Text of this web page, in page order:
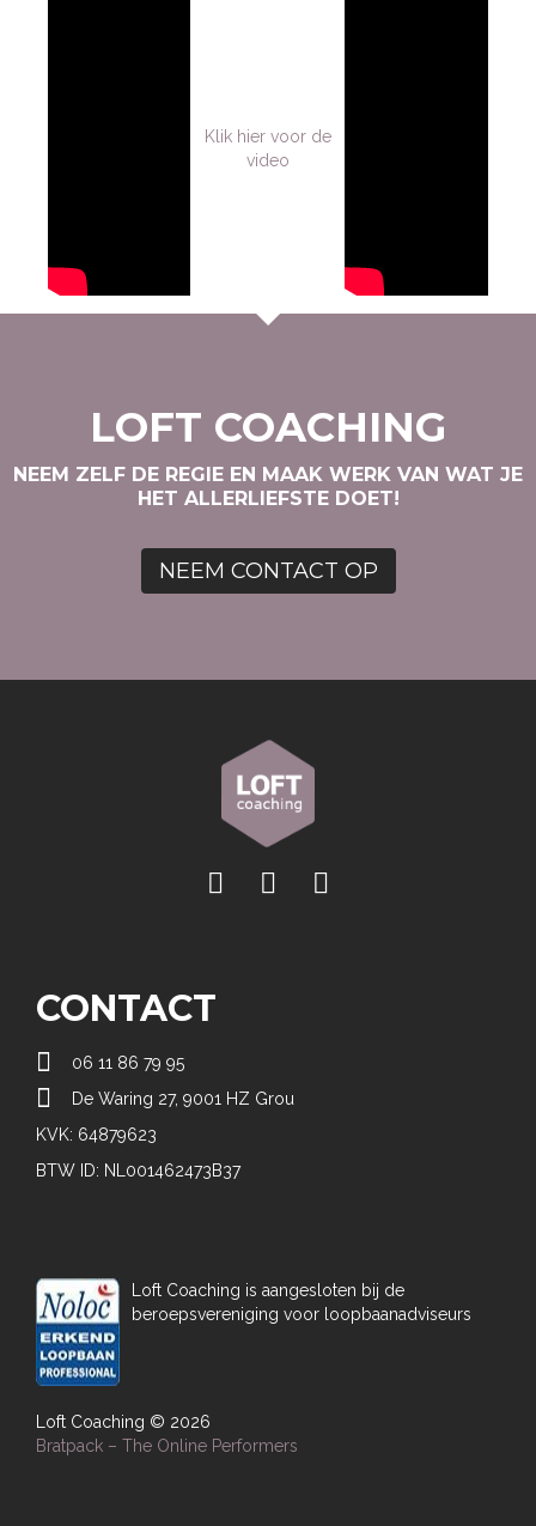
Klik hier voor de
video
LOFT COACHING
NEEM ZELF DE REGIE EN MAAK WERK VAN WAT JE
HET ALLERLIEFSTE DOET!
NEEM CONTACT OP
CONTACT
 06 11 86 79 95

De Waring 27, 9001 HZ Grou
KVK: 64879623
BTW ID: NL001462473B37
Loft Coaching is aangesloten bij de
beroepsvereniging voor loopbaanadviseurs
Loft Coaching © 2026
Bratpack – The Online Performers